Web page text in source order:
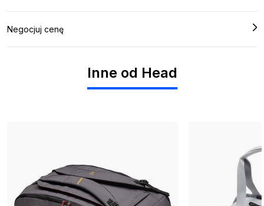
Negocjuj cenę
Inne od Head